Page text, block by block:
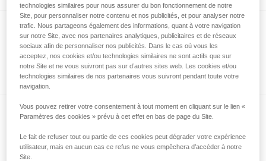
Culotte de protection
CANYON C86
Culotte de protection pour harnais
CANYON
Housse pour sellette LITEPOD
Housse de remplacement pour sellette
LITEPOD
technologies similaires pour nous assurer du bon fonctionnement de notre
Site, pour personnaliser notre contenu et nos publicités, et pour analyser notre
trafic. Nous partageons également des informations, quant à votre navigation
sur notre Site, avec nos partenaires analytiques, publicitaires et de réseaux
sociaux afin de personnaliser nos publicités. Dans le cas où vous les
acceptez, nos cookies et/ou technologies similaires ne sont actifs que sur
notre Site et ne vous suivront pas sur d’autres sites web. Les cookies et/ou
technologies similaires de nos partenaires vous suivront pendant toute votre
navigation.
Vous pouvez retirer votre consentement à tout moment en cliquant sur le lien «
Paramètres des cookies » prévu à cet effet en bas de page du Site.
Le fait de refuser tout ou partie de ces cookies peut dégrader votre expérience
utilisateur, mais en aucun cas ce refus ne vous empêchera d’accéder à notre
Site.